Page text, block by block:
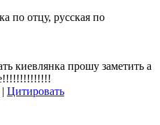
по отцу, русская по
киевлянка прошу заметить а
| Цитировать